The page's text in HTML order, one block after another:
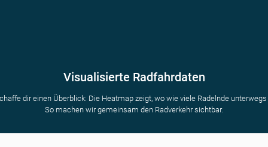
Visualisierte Radfahrdaten
dir einen Überblick: Die Heatmap zeigt, wo wie viele Radelnde unterwegs
So machen wir gemeinsam den Radverkehr sichtbar.